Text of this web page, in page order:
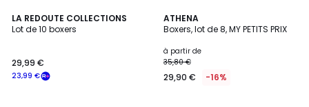
LA REDOUTE COLLECTIONS
Lot de 10 boxers
23,99 €
29,99 €
4
/
ATHENA
Boxers, lot de 8, MY PETITS PRIX
à partir de
35,80 €
29,90 € -16%
5
/
2
Couleurs